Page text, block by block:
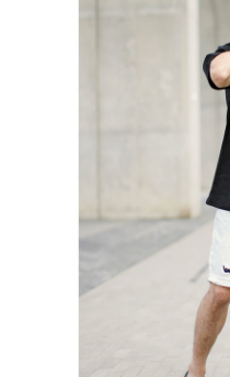
５．嚴禁一人註冊多個帳號或使
恩沛科技股份有限公司將有權停